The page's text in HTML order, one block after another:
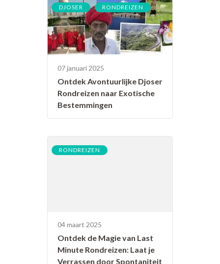
DJOSER , RONDREIZEN
07 januari 2025
Ontdek Avontuurlijke Djoser
Rondreizen naar Exotische
Bestemmingen
RONDREIZEN
04 maart 2025
Ontdek de Magie van Last
Minute Rondreizen: Laat je
Verrassen door Spontaniteit